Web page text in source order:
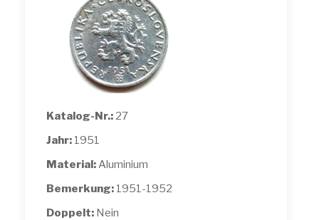
Katalog-Nr.: 27
Jahr: 1951
Material:Aluminium
Bemerkung: 1951-1952
Doppelt: Nein